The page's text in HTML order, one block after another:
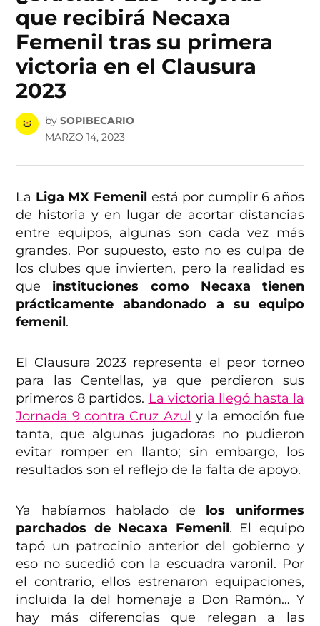
que recibirá Necaxa
Femenil tras su primera
victoria en el Clausura
2023
by SOPIBECARIO
MARZO 14, 2023
La Liga MX Femenil está por cumplir 6 años
de historia y en lugar de acortar distancias
entre equipos, algunas son cada vez más
grandes. Por supuesto, esto no es culpa de
los clubes que invierten, pero la realidad es
que instituciones como Necaxa tienen
prácticamente abandonado a su equipo
femenil.
El Clausura 2023 representa el peor torneo
para las Centellas, ya que perdieron sus
primeros 8 partidos. La victoria llegó hasta la
Jornada 9 contra Cruz Azul y la emoción fue
tanta, que algunas jugadoras no pudieron
evitar romper en llanto; sin embargo, los
resultados son el reflejo de la falta de apoyo.
Ya habíamos hablado de los uniformes
parchados de Necaxa Femenil. El equipo
tapó un patrocinio anterior del gobierno y
eso no sucedió con la escuadra varonil. Por
el contrario, ellos estrenaron equipaciones,
incluida la del homenaje a Don Ramón… Y
hay más diferencias que relegan a las